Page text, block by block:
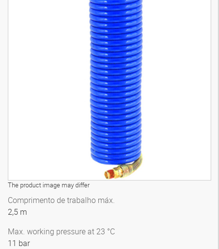
The product image may differ
Comprimento de trabalho máx.
2,5 m
Max. working pressure at 23 °C
11 bar